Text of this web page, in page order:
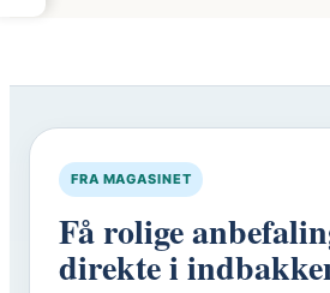
FRA MAGASINET
Få rolige
direkte i